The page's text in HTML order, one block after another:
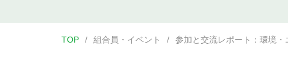
TOP 組合員・イベント 参加と交流レポート：環境・